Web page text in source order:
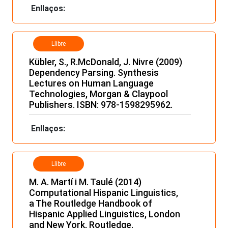
Enllaços:
Llibre
Kübler, S., R.McDonald, J. Nivre (2009)
Dependency Parsing. Synthesis
Lectures on Human Language
Technologies, Morgan & Claypool
Publishers. ISBN: 978-1598295962.
Enllaços:
Llibre
M. A. Martí i M. Taulé (2014)
Computational Hispanic Linguistics,
a The Routledge Handbook of
Hispanic Applied Linguistics, London
and New York, Routledge.